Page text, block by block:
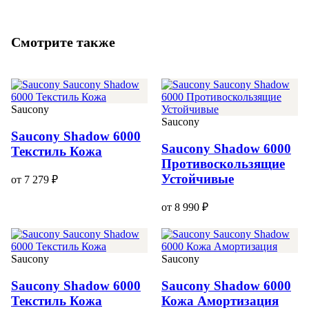
Смотрите также
Saucony
Saucony Shadow 6000
Текстиль Кожа
от 7 279 ₽
Saucony
Saucony Shadow 6000
Противоскользящие
Устойчивые
от 8 990 ₽
Saucony
Saucony Shadow 6000
Текстиль Кожа
Saucony
Saucony Shadow 6000
Кожа Амортизация